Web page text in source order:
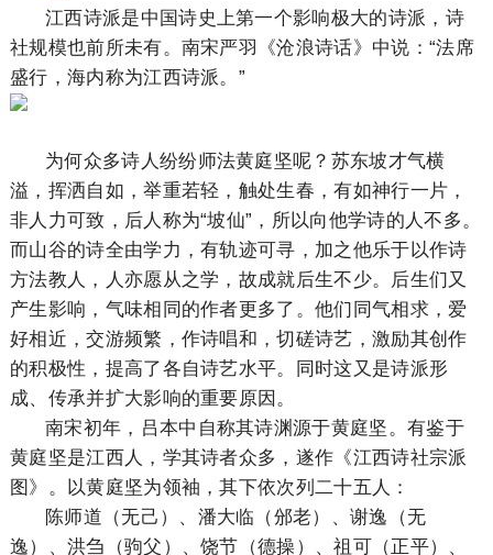
江西诗派是中国诗史上第一个影响极大的诗派，诗
社规模也前所未有。南宋严羽《沧浪诗话》中说：“法席
盛行，海内称为江西诗派。”
为何众多诗人纷纷师法黄庭坚呢？苏东坡才气横
溢，挥洒自如，举重若轻，触处生春，有如神行一片，
非人力可致，后人称为“坡仙”，所以向他学诗的人不多。
而山谷的诗全由学力，有轨迹可寻，加之他乐于以作诗
方法教人，人亦愿从之学，故成就后生不少。后生们又
产生影响，气味相同的作者更多了。他们同气相求，爱
好相近，交游频繁，作诗唱和，切磋诗艺，激励其创作
的积极性，提高了各自诗艺水平。同时这又是诗派形
成、传承并扩大影响的重要原因。
南宋初年，吕本中自称其诗渊源于黄庭坚。有鉴于
黄庭坚是江西人，学其诗者众多，遂作《江西诗社宗派
图》。以黄庭坚为领袖，其下依次列二十五人：
陈师道（无己）、潘大临（邠老）、谢逸（无
逸）、洪刍（驹父）、饶节（德操）、祖可（正平）、